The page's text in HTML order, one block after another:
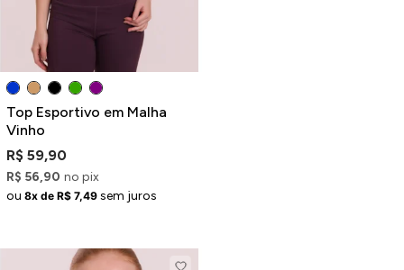
Top Esportivo em Malha
Vinho
R$ 59,90
R$ 56,90 no pix
ou 8x de R$ 7,49 sem juros